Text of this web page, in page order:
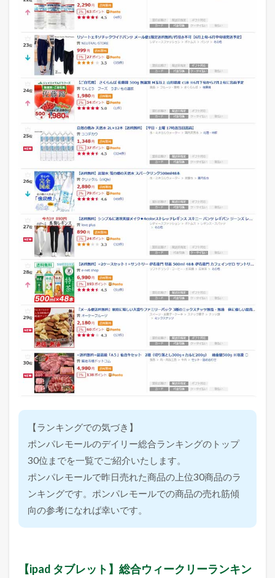
【ランキングでの気づき】
ポンパレモールのデイリー総合ランキングのトップ
30位までを一覧でご紹介いたします。
ポンパレモールで昨日売れた商品の上位30商品のラ
ンキングです。ポンパレモールでの商品の売れ筋傾
向の参考になれば幸いです。
【ipad タブレット】総合ウィークリーランキン